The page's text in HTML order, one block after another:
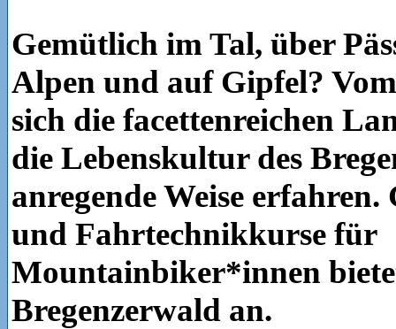
Gemütlich im Tal, über
Alpen und auf Gipfel?
sich die facettenreichen
die Lebenskultur des
anregende Weise
und Fahrtechnikkurse für
Mountainbiker*innen
Bregenzerwald an.